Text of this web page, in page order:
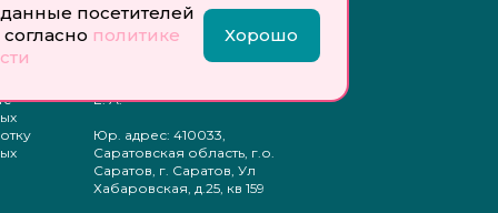
посетителей
политике
Хорошо
ограниченной
«Профобразование»
Е. А.
Юр. адрес: 410033,
Саратовская область, г.о.
Саратов, г. Саратов, Ул
Хабаровская, д.25, кв 159